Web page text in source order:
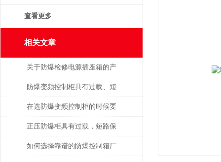
查看更多
相关文章
关于防爆检修电源插座箱的产
品特点
防爆变频控制柜具有过载、短
路、缺相保护等功能
在选防爆变频控制柜的时候要
记住的3大原则
正压防爆柜具有过载，短路保
护功能
如何选择靠谱的防爆控制箱厂